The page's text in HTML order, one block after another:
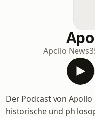
Apollo News
Der Podcast von
historische und